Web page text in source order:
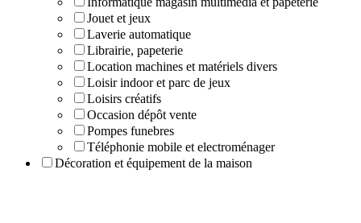
Jouet et jeux
Laverie automatique
Librairie, papeterie
Location machines et matériels divers
Loisir indoor et parc de jeux
Loisirs créatifs
Occasion dépôt vente
Pompes funebres
Téléphonie mobile et electroménager
Décoration et équipement de la maison